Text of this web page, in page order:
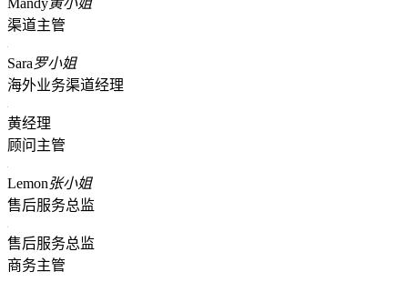
渠道主管
Sara罗小姐
海外业务渠道经理
黄经理
顾问主管
Lemon张小姐
售后服务总监
售后服务总监
商务主管